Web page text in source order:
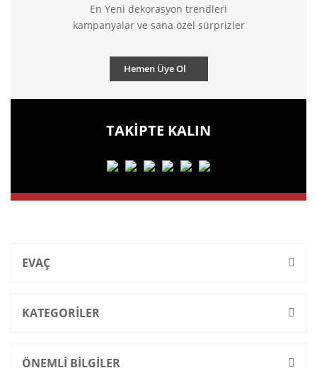
En Yeni dekorasyon trendleri
kampanyalar ve sana özel sürprizler
Hemen Üye Ol
TAKİPTE KALIN
EVAÇ
KATEGORİLER
ÖNEMLİ BİLGİLER